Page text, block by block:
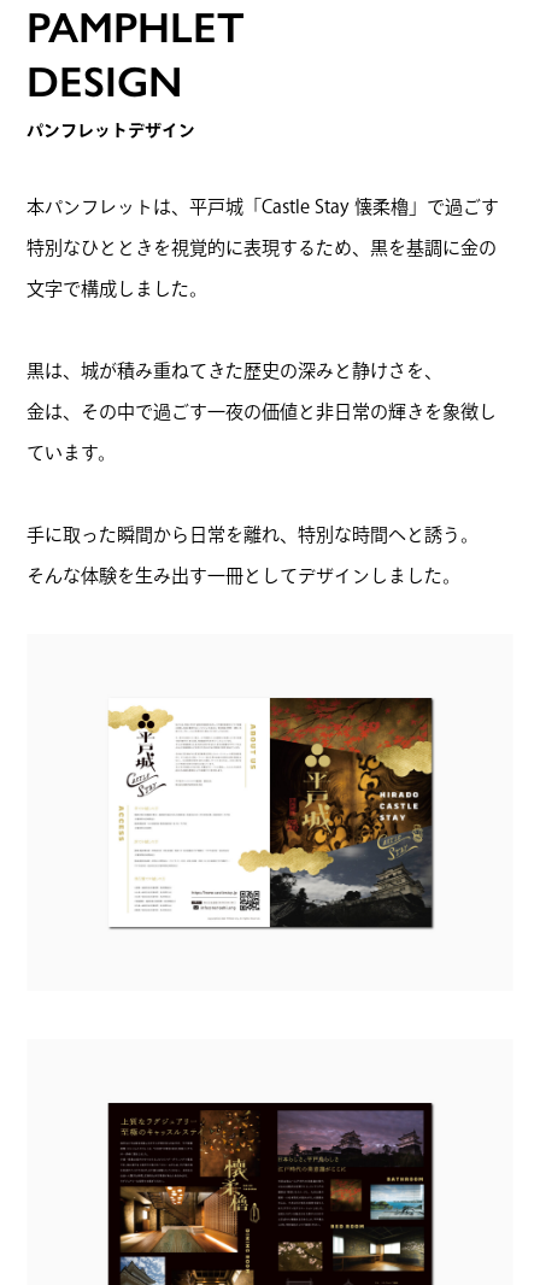
PAMPHLET
DESIGN
パンフレットデザイン
本パンフレットは、平戸城「Castle Stay 懐柔櫓」で過ごす
特別なひとときを視覚的に表現するため、黒を基調に金の
文字で構成しました。
黒は、城が積み重ねてきた歴史の深みと静けさを、
金は、その中で過ごす一夜の価値と非日常の輝きを象徴し
ています。
手に取った瞬間から日常を離れ、特別な時間へと誘う。
そんな体験を生み出す一冊としてデザインしました。